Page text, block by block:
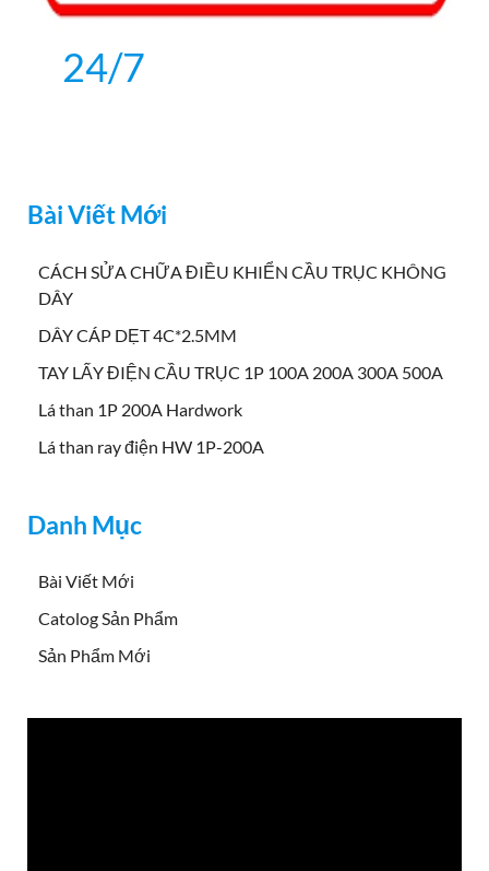
24/7
Bài Viết Mới
CÁCH SỬA CHỮA ĐIỀU KHIỂN CẦU TRỤC KHÔNG
DÂY
DÂY CÁP DẸT 4C*2.5MM
TAY LẤY ĐIỆN CẦU TRỤC 1P 100A 200A 300A 500A
Lá than 1P 200A Hardwork
Lá than ray điện HW 1P-200A
Danh Mục
Bài Viết Mới
Catolog Sản Phẩm
Sản Phẩm Mới